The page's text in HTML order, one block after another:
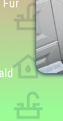
Für